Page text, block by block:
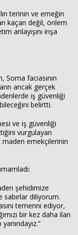
terinin ve emeğin
kaçan değil, önlem
anlayışını inşa
Soma faciasının
ancak gerçek
iş güvenliği
belirtti.
ve iş güvenliği
vurgulayan
maden emekçilerinin
şehidimize
sabırlar diliyorum.
temenni ediyor,
bir kez daha ilan